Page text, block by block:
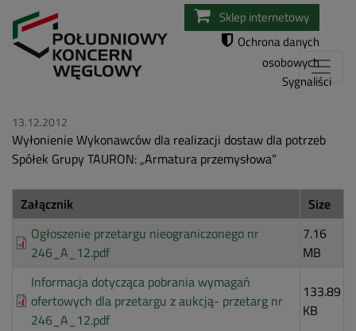
Przejdź
do
Sklep internetowy
Ochrona danych
osobowych
Sygnaliści
13.12.2012
Wyłonienie Wykonawców dla realizacji dostaw dla potrzeb
Spółek Grupy TAURON: „Armatura przemysłowa”
Załącznik
Size
Ogłoszenie przetargu nieograniczonego nr
246_A_12.pdf
7.16
MB
Informacja dotycząca pobrania wymagań
ofertowych dla przetargu z aukcją- przetarg nr
246_A_12.pdf
133.89
KB